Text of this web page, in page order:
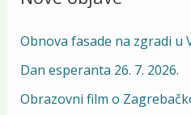
f
o
r
Obnova fasade na zgradi u
Dan esperanta 26. 7. 2026.
Obrazovni film o